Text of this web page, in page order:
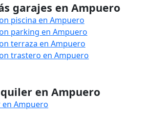
garajes en Ampuero
piscina en Ampuero
parking en Ampuero
terraza en Ampuero
trastero en Ampuero
en Ampuero
en Ampuero